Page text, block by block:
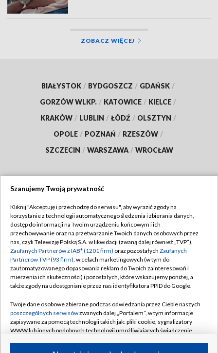
ZOBACZ WIĘCEJ
BIAŁYSTOK / BYDGOSZCZ / GDAŃSK /
GORZÓW WLKP. / KATOWICE / KIELCE /
KRAKÓW / LUBLIN / ŁÓDŹ / OLSZTYN /
OPOLE / POZNAŃ / RZESZÓW /
SZCZECIN / WARSZAWA / WROCŁAW
TVP
Abonament TVP
Emisja w TVP
Centrum informacji TVP
Naziemna Telewizja Cyfrowa
Rada Programowa
System NOS
Informacje o nadawcy
Regulamin TVP
Polityka prywatności
Moje zgody
Pomoc
Kontakt
Kanały
Szanujemy Twoją prywatność
Kliknij "Akceptuję i przechodzę do serwisu", aby wyrazić zgody na
korzystanie z technologii automatycznego śledzenia i zbierania danych,
dostęp do informacji na Twoim urządzeniu końcowym i ich
przechowywanie oraz na przetwarzanie Twoich danych osobowych przez
nas, czyli Telewizję Polską S.A. w likwidacji (zwaną dalej również „TVP”),
Zaufanych Partnerów z IAB* (1201 firm) oraz pozostałych Zaufanych
Partnerów TVP (93 firm), w celach marketingowych (w tym do
zautomatyzowanego dopasowania reklam do Twoich zainteresowań i
mierzenia ich skuteczności) i pozostałych, które wskazujemy poniżej, a
także zgody na udostępnianie przez nas identyfikatora PPID do Google.
Twoje dane osobowe zbierane podczas odwiedzania przez Ciebie naszych
poszczególnych serwisówzwanych dalej „Portalem”, w tym informacje
zapisywane za pomocą technologii takich jak: pliki cookie, sygnalizatory
WWW lub innych podobnych technologii umożliwiających świadczenie